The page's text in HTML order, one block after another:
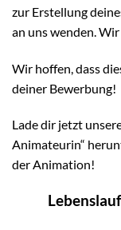
zur Erstellung
an uns wenden.
Wir hoffen, dass
deiner Bewerbung!
Lade dir jetzt
Animateurin“
der Animation!